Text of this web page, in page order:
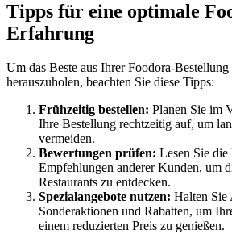
Tipps für eine optimale
Erfahrung
Um das Beste aus Ihrer Foodora-
herauszuholen, beachten Sie diese Tipps:
Frühzeitig bestellen: Planen Sie im
Ihre Bestellung rechtzeitig auf, um
vermeiden.
Bewertungen prüfen: Lesen Sie
Empfehlungen anderer Kunden, um
Restaurants zu entdecken.
Spezialangebote nutzen: Halten Sie
Sonderaktionen und Rabatten, um
einem reduzierten Preis zu genießen.